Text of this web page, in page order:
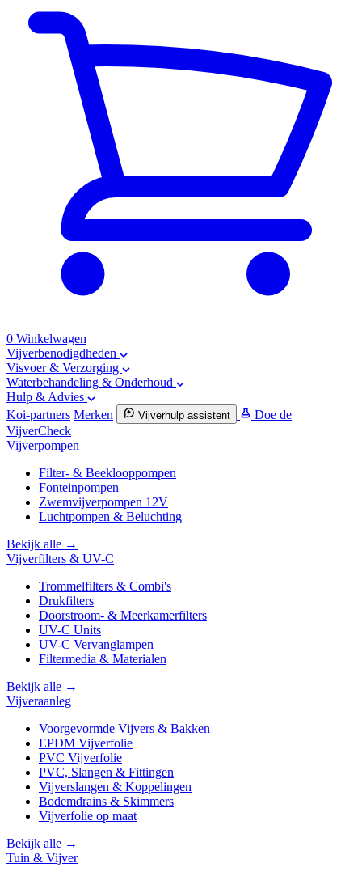
0 Winkelwagen
Vijverbenodigdheden
Visvoer & Verzorging
Waterbehandeling & Onderhoud
Hulp & Advies
Koi-partners Merken Vijverhulp assistent
Doe de
VijverCheck
Vijverpompen
Filter- & Beeklooppompen
Fonteinpompen
Zwemvijverpompen 12V
Luchtpompen & Beluchting
Bekijk alle →
Vijverfilters & UV-C
Trommelfilters & Combi's
Drukfilters
Doorstroom- & Meerkamerfilters
UV-C Units
UV-C Vervanglampen
Filtermedia & Materialen
Bekijk alle →
Vijveraanleg
Voorgevormde Vijvers & Bakken
EPDM Vijverfolie
PVC Vijverfolie
PVC, Slangen & Fittingen
Vijverslangen & Koppelingen
Bodemdrains & Skimmers
Vijverfolie op maat
Bekijk alle →
Tuin & Vijver